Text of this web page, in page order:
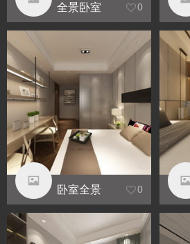
全景卧室
（建军）
0
卧室全景 0